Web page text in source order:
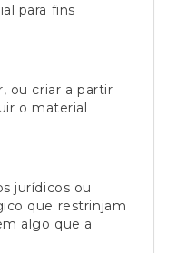
para fins
ou criar a partir
o material
jurídicos ou
que restrinjam
algo que a